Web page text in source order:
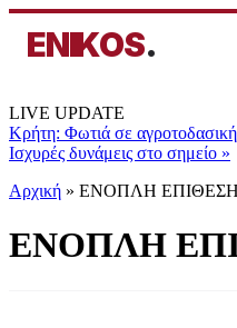
ENIKOS.
LIVE UPDATE
Κρήτη: Φωτιά σε
Ισχυρές δυνάμεις στο σημείο »
Αρχική » ΕΝΟΠΛΗ ΕΠΙΘΕΣΗ
ΕΝΟΠΛΗ